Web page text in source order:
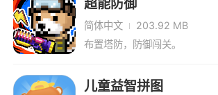
简体中文
203.92 MB
布置塔防，防御闯关。
儿童益智拼图